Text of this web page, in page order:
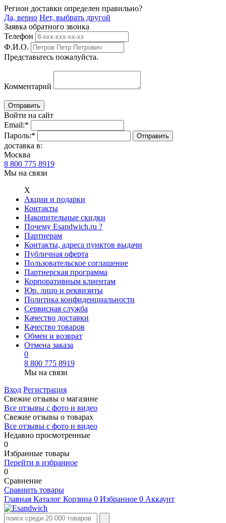
Регион доставки определен правильно?
Да, верно Нет, выбрать другой
Заявка обратного звонка
Телефон
Ф.И.О.
Представьтесь пожалуйста.
Комментарий
Войти на сайт
Email:*
Пароль:*
доставка в:
Москва
8 800 775 8919
Мы на связи
Х
Акции и подарки
Контакты
Накопительные скидки
Почему Esandwich.ru ?
Партнерам
Контакты, адреса пунктов выдачи
Публичная оферта
Пользовательское соглашение
Партнерская программа
Корпоративным клиентам
Юр. лицо и реквизиты
Политика конфиденциальности
Сервисная служба
Качество доставки
Качество товаров
Обмен и возврат
Отмена заказа
0
8 800 775 8919
Мы на связи
Вход Регистрация
Свежие отзывы о магазине
Все отзывы с фото и видео
Свежие отзывы о товарах
Все отзывы c фото и видео
Недавно просмотренные
0
Избранные товары
Перейти в избранное
0
Сравнение
Сравнить товары
Главная Каталог Корзина 0 Избранное 0 Аккаунт